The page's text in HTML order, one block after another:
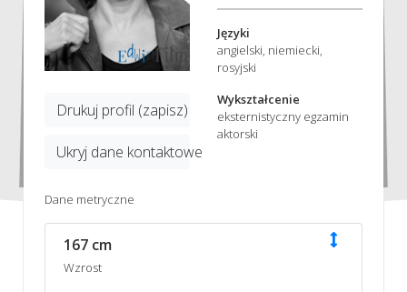
Drukuj profil (zapisz)
Ukryj dane kontaktowe
Języki
angielski, niemiecki,
rosyjski
Wykształcenie
eksternistyczny egzamin
aktorski
Dane metryczne
167 cm
Wzrost